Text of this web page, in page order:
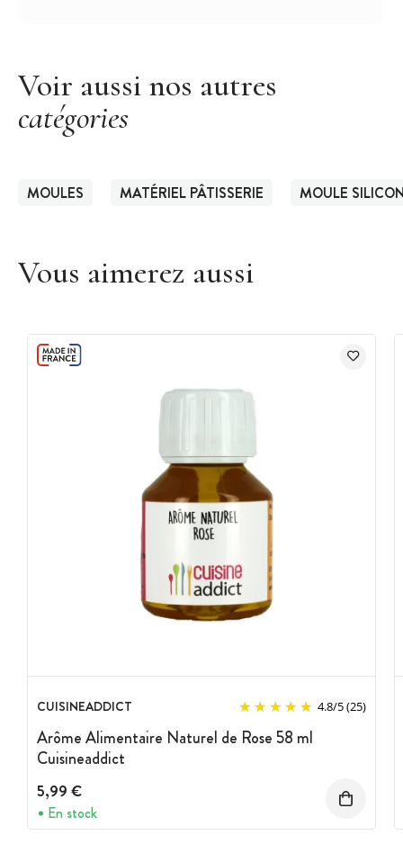
Voir aussi nos autres
catégories
MOULES MATÉRIEL PÂTISSERIE MOULE
Vous aimerez aussi
CUISINEADDICT 4.8/5(25)
Arôme Alimentaire Naturel de Rose 58 ml
Cuisineaddict
5,99 €
En stock